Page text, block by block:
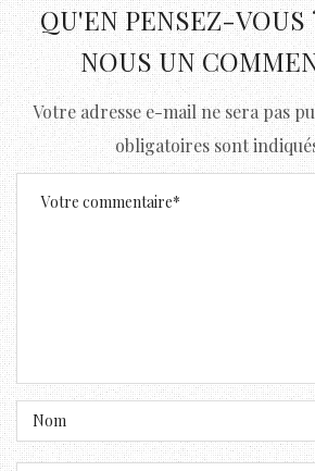
QU'EN PENSEZ-
NOUS UN
Votre adresse e-mail ne sera pas
obligatoires sont